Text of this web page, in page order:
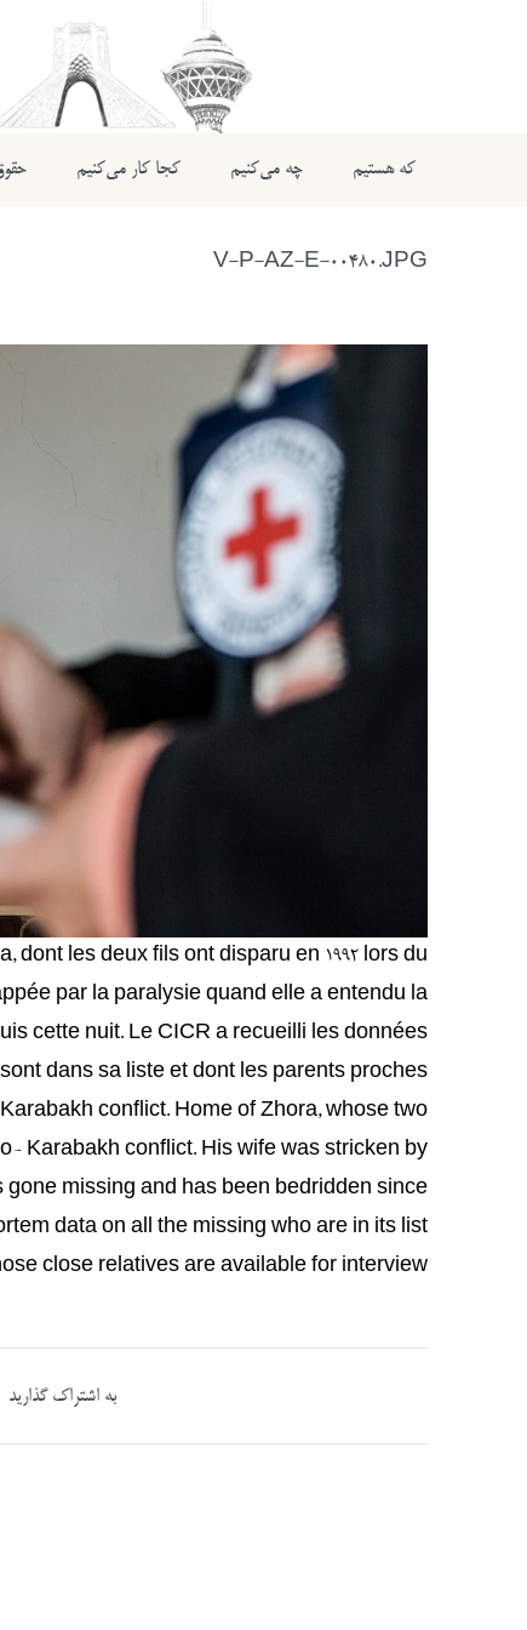
که هستیم چه می‌کنیم کجا کار می‌کنیم
V-P-AZ-E-00480.JPG
les deux fils ont disparu en 1992 lors du
par la paralysie quand elle a entendu la
cette nuit. Le CICR a recueilli les données
dans sa liste et dont les parents proches
conflict. Home of Zhora, whose two
Karabakh conflict. His wife was stricken by
missing and has been bedridden since
data on all the missing who are in its list
close relatives are available for interview.
به اشتراک گذارید